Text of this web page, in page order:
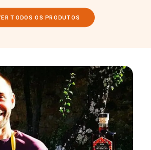
TODOS OS PRODUTOS